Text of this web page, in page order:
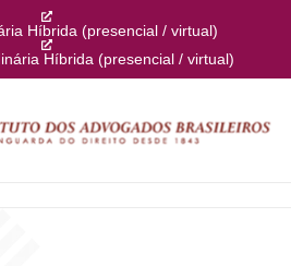
Híbrida (presencial / virtual)
Híbrida (presencial / virtual)